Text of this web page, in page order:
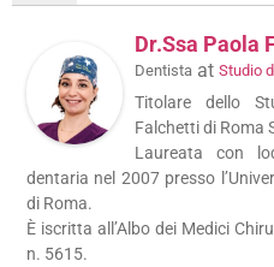
Dr.ssa Paola
Dentista at Studio
Titolare dello
Falchetti di Roma
Laureata con
dentaria nel 2007 presso
di Roma.
È iscritta all’Albo dei Medici
n. 5615.